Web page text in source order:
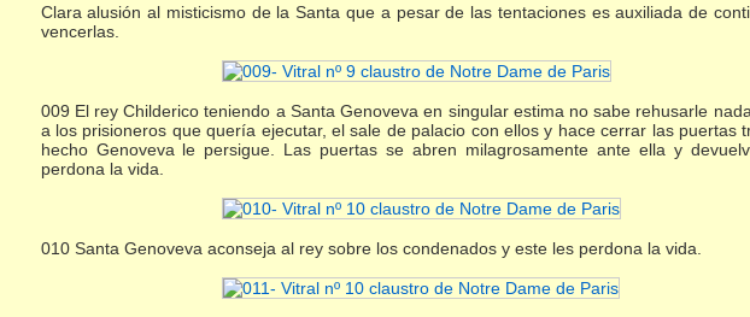
Clara alusión al misticismo de la Santa que a pesar de las tentaciones es auxiliada de
vencerlas.
009 El rey Childerico teniendo a Santa Genoveva en singular estima no sabe rehusarle
a los prisioneros que quería ejecutar, el sale de palacio con ellos y hace cerrar las puertas
hecho Genoveva le persigue. Las puertas se abren milagrosamente ante ella y
perdona la vida.
010 Santa Genoveva aconseja al rey sobre los condenados y este les perdona la vida.